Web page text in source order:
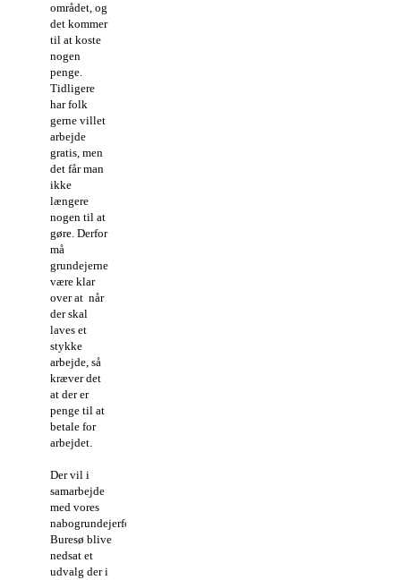
området, og
det kommer
til at koste
nogen
penge.
Tidligere
har folk
gerne villet
arbejde
gratis, men
det får man
ikke
længere
nogen til at
gøre. Derfor
må
grundejerne
være klar
over at når
der skal
laves et
stykke
arbejde, så
kræver det
at der er
penge til at
betale for
arbejdet.
Der vil i
samarbejde
med vores
nabogrundejerforening
Buresø blive
nedsat et
udvalg der i